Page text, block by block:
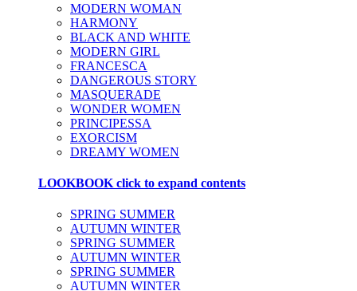
MODERN WOMAN
HARMONY
BLACK AND WHITE
MODERN GIRL
FRANCESCA
DANGEROUS STORY
MASQUERADE
WONDER WOMEN
PRINCIPESSA
EXORCISM
DREAMY WOMEN
LOOKBOOK click to expand contents
SPRING SUMMER
AUTUMN WINTER
SPRING SUMMER
AUTUMN WINTER
SPRING SUMMER
AUTUMN WINTER